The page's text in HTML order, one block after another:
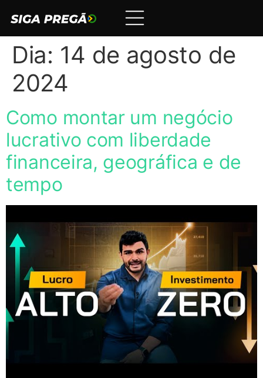
Dia: 14 de agosto de
2024
Como montar um negócio
lucrativo com liberdade
financeira, geográfica e de
tempo